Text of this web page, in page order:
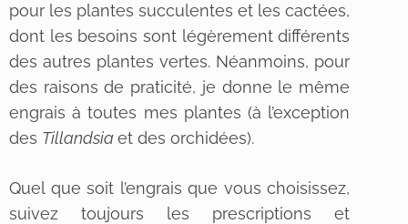
pour les plantes succulentes et les cactées,
dont les besoins sont légèrement différents
des autres plantes vertes. Néanmoins, pour
des raisons de praticité, je donne le même
engrais à toutes mes plantes (à l’exception
des Tillandsia et des orchidées).
Quel que soit l’engrais que vous choisissez,
suivez toujours les prescriptions et